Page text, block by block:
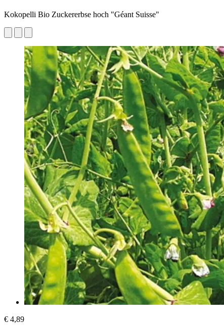
Kokopelli Bio Zuckererbse hoch "Géant Suisse"
€ 4,89